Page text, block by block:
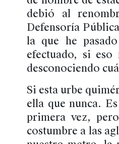
debió al
Defensoría
la que he
efectuado, si
desconociendo
Si esta urbe
ella que nunca.
primera vez,
costumbre a las